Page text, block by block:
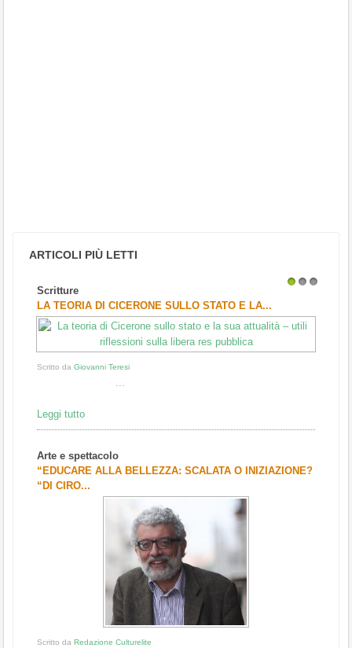
ARTICOLI PIÙ LETTI
Scritture
LA TEORIA DI CICERONE SULLO STATO E LA...
Scritto da Giovanni Teresi
...
Leggi tutto
Arte e spettacolo
“EDUCARE ALLA BELLEZZA: SCALATA O INIZIAZIONE?
“DI CIRO...
Scritto da Redazione Culturelite